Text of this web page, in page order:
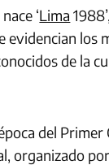
‘Lima
evidencian los
de la
del Primer
organizado